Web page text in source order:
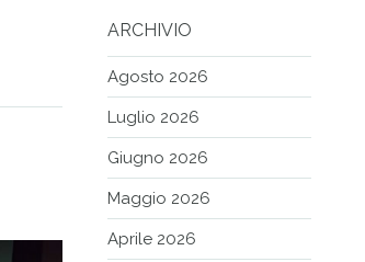
ARCHIVIO
Agosto 2026
Luglio 2026
Giugno 2026
Maggio 2026
Aprile 2026